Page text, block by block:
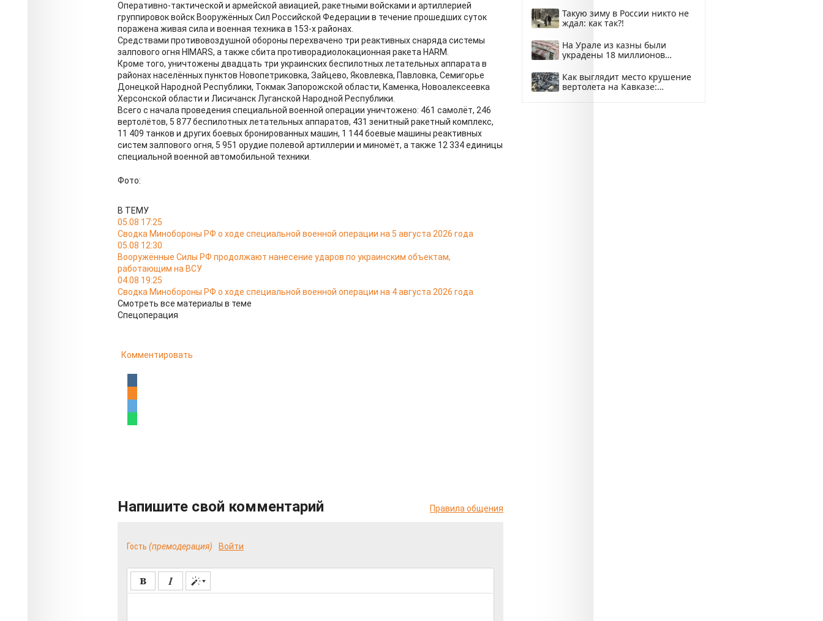
Оперативно-тактической и армейской авиацией, ракетными войсками и артиллерией
группировок войск Вооружённых Сил Российской Федерации в течение прошедших суток
поражена живая сила и военная техника в 153-х районах.
Средствами противовоздушной обороны перехвачено три реактивных снаряда системы
залпового огня HIMARS, а также сбита противорадиолокационная ракета HARM.
Кроме того, уничтожены двадцать три украинских беспилотных летательных аппарата в
районах населённых пунктов Новопетриковка, Зайцево, Яковлевка, Павловка, Семигорье
Донецкой Народной Республики, Токмак Запорожской области, Каменка, Новоалексеевка
Херсонской области и Лисичанск Луганской Народной Республики.
Всего с начала проведения специальной военной операции уничтожено: 461 самолёт, 246
вертолётов, 5 877 беспилотных летательных аппаратов, 431 зенитный ракетный комплекс,
11 409 танков и других боевых бронированных машин, 1 144 боевые машины реактивных
систем залпового огня, 5 951 орудие полевой артиллерии и миномёт, а также 12 334 единицы
специальной военной автомобильной техники.
Фото:
В ТЕМУ
05.08 17:25
Сводка Минобороны РФ о ходе специальной военной операции на 5 августа 2026 года
05.08 12:30
Вооружённые Силы РФ продолжают нанесение ударов по украинским объектам,
работающим на ВСУ
04.08 19:25
Сводка Минобороны РФ о ходе специальной военной операции на 4 августа 2026 года
Смотреть все материалы в теме
Спецоперация
Комментировать
Напишите свой комментарий Правила общения
Гость (премодерация) Войти
Такую зиму в России никто не
ждал: как так?!
На Урале из казны были
украдены 18 миллионов
Как выглядит место крушение
вертолета на Кавказе: